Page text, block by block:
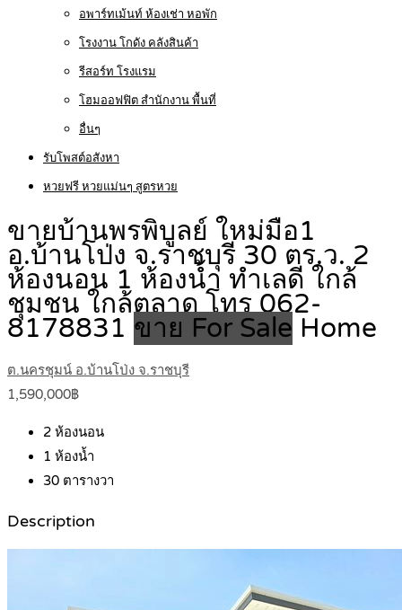
อพาร์ทเม้นท์ ห้องเช่า หอพัก
โรงงาน โกดัง คลังสินค้า
รีสอร์ท โรงแรม
โฮมออฟฟิต สำนักงาน พื้นที่
อื่นๆ
รับโพสต์อสังหา
หวยฟรี หวยแม่นๆ สูตรหวย
ขายบ้านพรพิบูลย์ ใหม่มือ1
อ.บ้านโป่ง จ.ราชบุรี 30 ตร.ว. 2
ห้องนอน 1 ห้องน้ำ ทำเลดี ใกล้
ชุมชน ใกล้ตลาด โทร 062-
8178831 ขาย For Sale Home
ต.นครชุมน์ อ.บ้านโป่ง จ.ราชบุรี
1,590,000฿
2 ห้องนอน
1 ห้องน้ำ
30 ตารางวา
Description